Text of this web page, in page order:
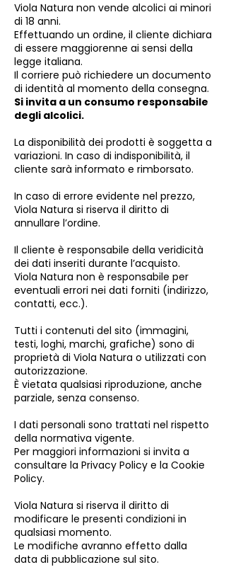
Viola Natura non vende alcolici ai minori
di 18 anni.
Effettuando un ordine, il cliente dichiara
di essere maggiorenne ai sensi della
legge italiana.
Il corriere può richiedere un documento
di identità al momento della consegna.
Si invita a un consumo responsabile
degli alcolici.
La disponibilità dei prodotti è soggetta a
variazioni. In caso di indisponibilità, il
cliente sarà informato e rimborsato.
In caso di errore evidente nel prezzo,
Viola Natura si riserva il diritto di
annullare l’ordine.
Il cliente è responsabile della veridicità
dei dati inseriti durante l’acquisto.
Viola Natura non è responsabile per
eventuali errori nei dati forniti (indirizzo,
contatti, ecc.).
Tutti i contenuti del sito (immagini,
testi, loghi, marchi, grafiche) sono di
proprietà di Viola Natura o utilizzati con
autorizzazione.
È vietata qualsiasi riproduzione, anche
parziale, senza consenso.
I dati personali sono trattati nel rispetto
della normativa vigente.
Per maggiori informazioni si invita a
consultare la Privacy Policy e la Cookie
Policy.
Viola Natura si riserva il diritto di
modificare le presenti condizioni in
qualsiasi momento.
Le modifiche avranno effetto dalla
data di pubblicazione sul sito.